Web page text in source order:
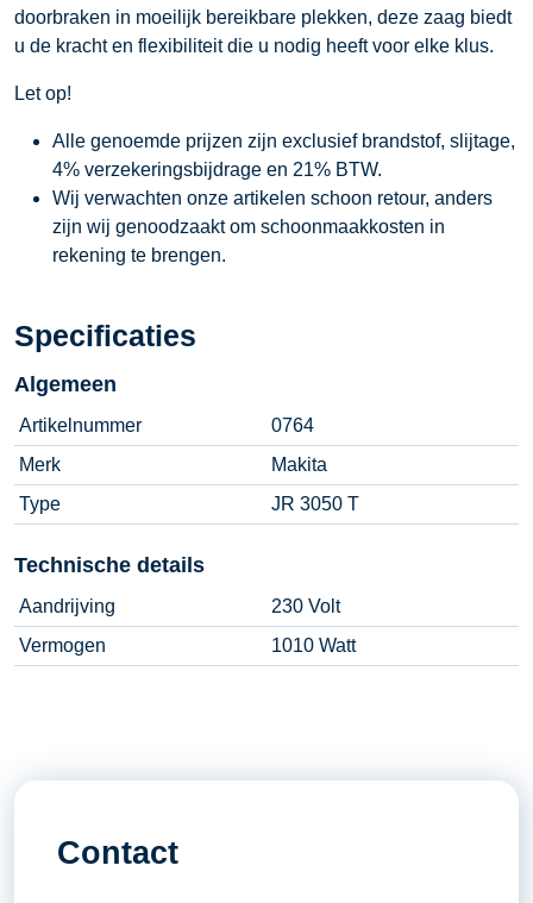
doorbraken in moeilijk bereikbare plekken, deze zaag biedt
u de kracht en flexibiliteit die u nodig heeft voor elke klus.
Let op!
Alle genoemde prijzen zijn exclusief brandstof, slijtage,
4% verzekeringsbijdrage en 21% BTW.
Wij verwachten onze artikelen schoon retour, anders
zijn wij genoodzaakt om schoonmaakkosten in
rekening te brengen.
Specificaties
Algemeen
Artikelnummer
0764
Merk
Makita
Type
JR 3050 T
Technische details
Aandrijving
230 Volt
Vermogen
1010 Watt
Contact